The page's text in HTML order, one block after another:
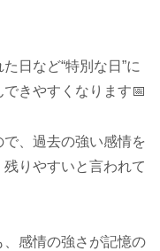
日など“特別な日”に
きやすくなります📅
、過去の強い感情を
りやすいと言われて
感情の強さが記憶の